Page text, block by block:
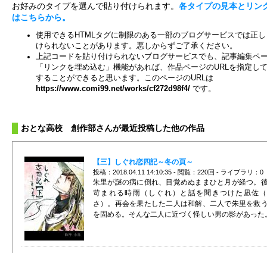
お好みのタイプを選んで貼り付けられます。 各タイプの見本とリン
はこちらから。
使用できるHTMLタグに制限のある一部のブログサービスでは正
けられないことがあります。悪しからずご了承ください。
上記コードを貼り付けられないブログサービスでも、記事編集ペ
「リンクを埋め込む」機能があれば、作品ページのURLを指定し
することができると思います。このページのURLは
https://www.comi99.net/works/cf272d98f4/ です。
おとな高校 創作部さんが最近投稿した他の作品
【三】しぐれ恋四記～冬の頁～
投稿：2018.04.11 14:10:35 - 閲覧：220回 - ライブラリ：0
朱里が謎の病に倒れ、目覚めぬままひと月が経つ。
苛まれる時雨（しぐれ）と話を聞きつけた凪佐
さ）。再会を果たした二人は和解、二人で朱里を救
を固める。そんな二人に近づく怪しい男の影があった